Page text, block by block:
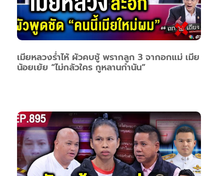
เมียหลวงร่ำไห้ ผัวคบชู้ พรากลูก 3 จากอกแม่ เมีย
น้อยเย้ย “ไม่กลัวใคร กูหลานกำนัน”